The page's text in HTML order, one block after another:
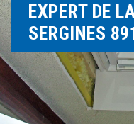
EXPERT DE
SERGINES